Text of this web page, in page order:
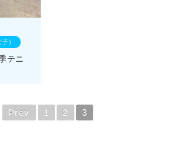
）
テニ
Prev 1 2 3